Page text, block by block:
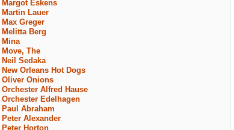
Margot Eskens
Martin Lauer
Max Greger
Melitta Berg
Mina
Move, The
Neil Sedaka
New Orleans Hot Dogs
Oliver Onions
Orchester Alfred Hause
Orchester Edelhagen
Paul Abraham
Peter Alexander
Peter Horton